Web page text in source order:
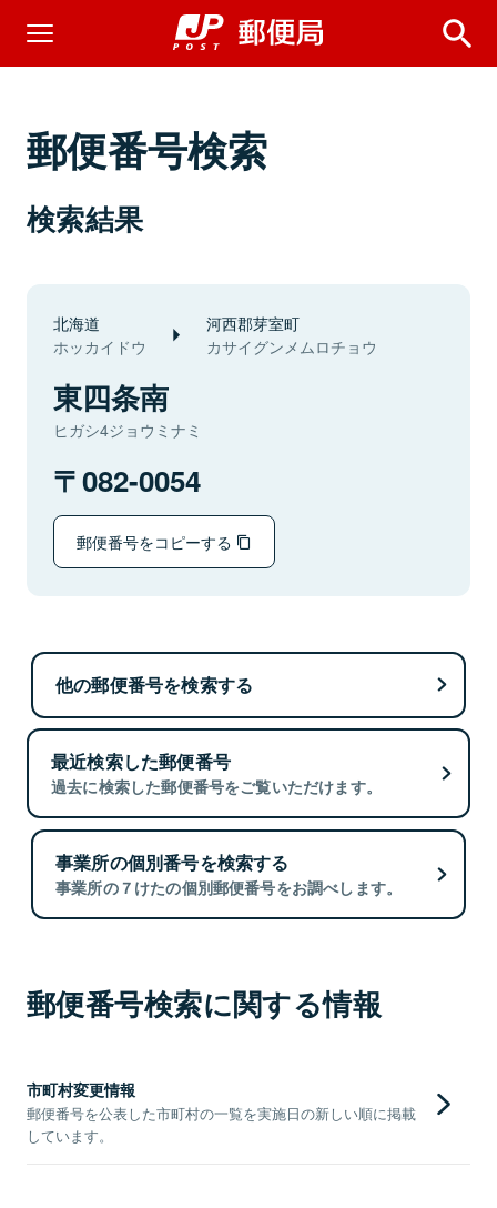
郵便番号検索
検索結果
北海道
ホッカイドウ
河西郡芽室町
カサイグンメムロチョウ
東四条南
ヒガシ4ジョウミナミ
082-0054
郵便番号をコピーする
他の郵便番号を検索する
最近検索した郵便番号
過去に検索した郵便番号をご覧いただけます。
事業所の個別番号を検索する
事業所の７けたの個別郵便番号をお調べします。
郵便番号検索に関する情報
市町村変更情報
郵便番号を公表した市町村の一覧を実施日の新しい順に掲載
しています。